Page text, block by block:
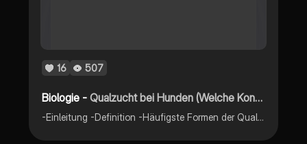
16 507
Biologie -Qualzucht bei Hunden (Welche Konsequenzen kann Qualzucht hervorrufen)
-Einleitung -Definition -Häufigste Formen der Qualzucht -Qualzuchtmerkmale bei Hunderassen -Zuchtziel kindchenschema -Letzter weg "Operation" -beim kauf genau hinhören -kann man Tiere befreien von Qualzuchtmerkmalen ? -Quellen